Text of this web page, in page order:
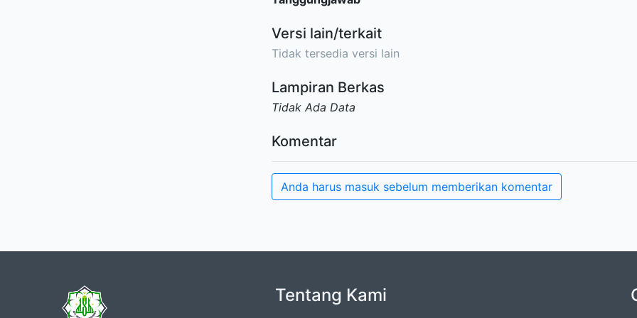
Versi lain/terkait
Tidak tersedia versi lain
Lampiran Berkas
Tidak Ada Data
Komentar
Anda harus masuk sebelum memberikan komentar
Tentang Kami